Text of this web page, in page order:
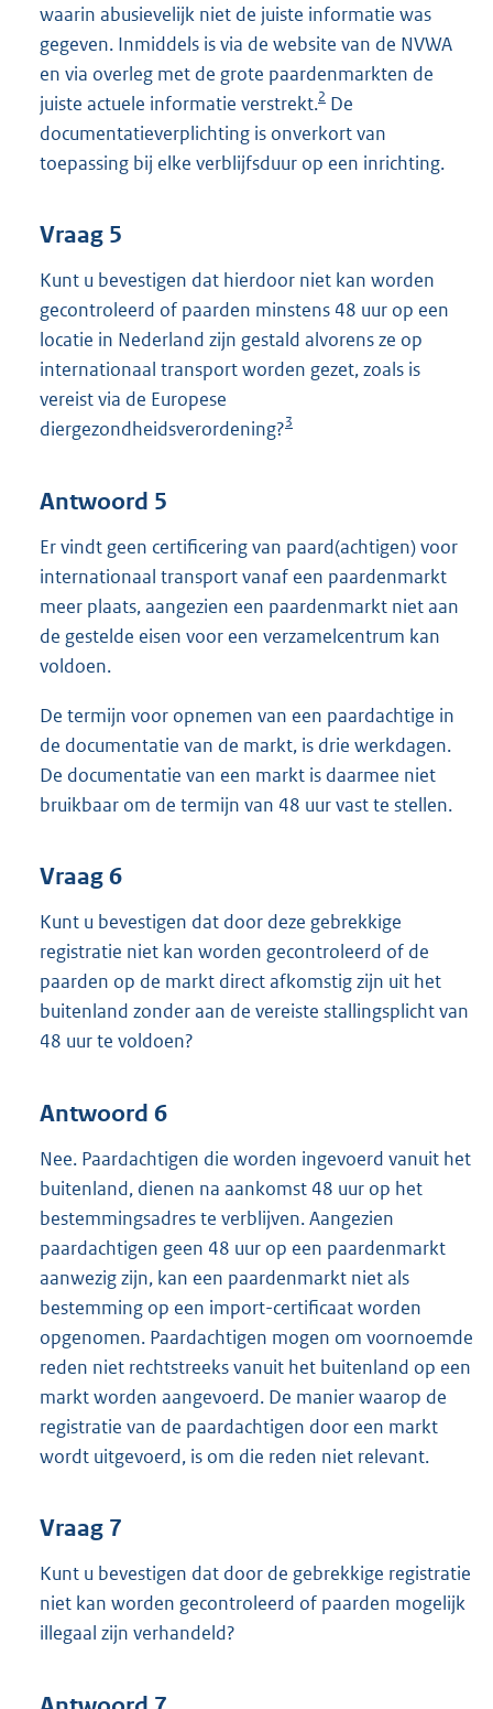
waarin abusievelijk niet de juiste informatie was
gegeven. Inmiddels is via de website van de NVWA
en via overleg met de grote paardenmarkten de
juiste actuele informatie verstrekt.2 De
documentatieverplichting is onverkort van
toepassing bij elke verblijfsduur op een inrichting.
Vraag 5
Kunt u bevestigen dat hierdoor niet kan worden
gecontroleerd of paarden minstens 48 uur op een
locatie in Nederland zijn gestald alvorens ze op
internationaal transport worden gezet, zoals is
vereist via de Europese
diergezondheidsverordening?3
Antwoord 5
Er vindt geen certificering van paard(achtigen) voor
internationaal transport vanaf een paardenmarkt
meer plaats, aangezien een paardenmarkt niet aan
de gestelde eisen voor een verzamelcentrum kan
voldoen.
De termijn voor opnemen van een paardachtige in
de documentatie van de markt, is drie werkdagen.
De documentatie van een markt is daarmee niet
bruikbaar om de termijn van 48 uur vast te stellen.
Vraag 6
Kunt u bevestigen dat door deze gebrekkige
registratie niet kan worden gecontroleerd of de
paarden op de markt direct afkomstig zijn uit het
buitenland zonder aan de vereiste stallingsplicht van
48 uur te voldoen?
Antwoord 6
Nee. Paardachtigen die worden ingevoerd vanuit het
buitenland, dienen na aankomst 48 uur op het
bestemmingsadres te verblijven. Aangezien
paardachtigen geen 48 uur op een paardenmarkt
aanwezig zijn, kan een paardenmarkt niet als
bestemming op een import-certificaat worden
opgenomen. Paardachtigen mogen om voornoemde
reden niet rechtstreeks vanuit het buitenland op een
markt worden aangevoerd. De manier waarop de
registratie van de paardachtigen door een markt
wordt uitgevoerd, is om die reden niet relevant.
Vraag 7
Kunt u bevestigen dat door de gebrekkige registratie
niet kan worden gecontroleerd of paarden mogelijk
illegaal zijn verhandeld?